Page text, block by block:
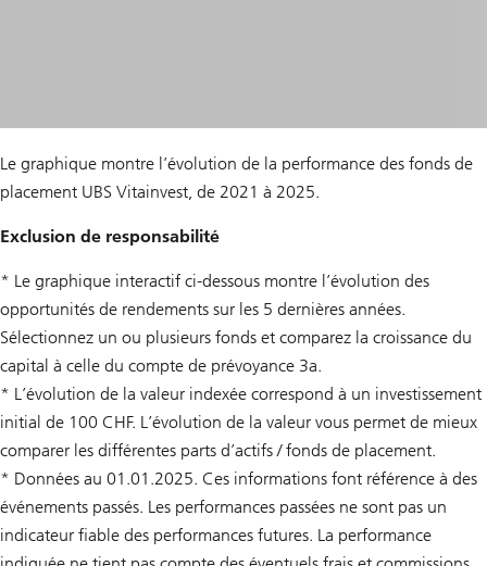
Le graphique montre l’évolution de la performance des fonds de
placement UBS Vitainvest, de 2021 à 2025.
Exclusion de responsabilité
* Le graphique interactif ci-dessous montre l’évolution des
opportunités de rendements sur les 5 dernières années.
Sélectionnez un ou plusieurs fonds et comparez la croissance du
capital à celle du compte de prévoyance 3a.
* L’évolution de la valeur indexée correspond à un investissement
initial de 100 CHF. L’évolution de la valeur vous permet de mieux
comparer les différentes parts d’actifs / fonds de placement.
* Données au 01.01.2025. Ces informations font référence à des
événements passés. Les performances passées ne sont pas un
indicateur fiable des performances futures. La performance